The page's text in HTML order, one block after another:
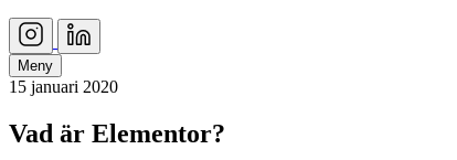
Meny
15 januari 2020
Vad är Elementor?